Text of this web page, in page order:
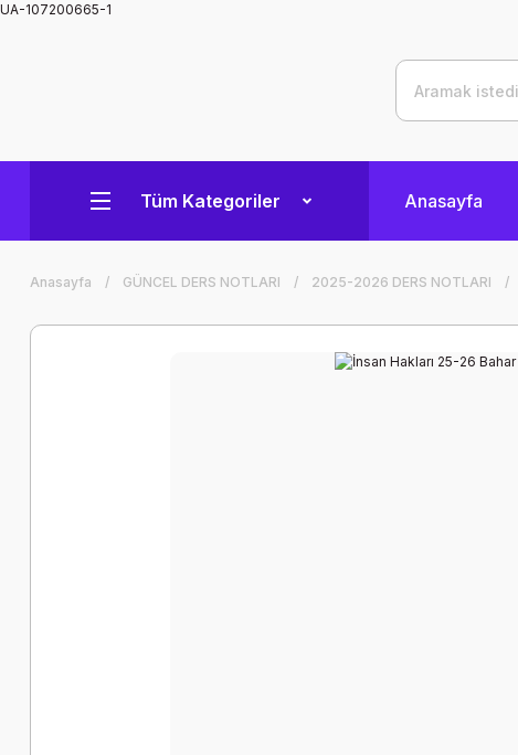
UA-107200665-1
Tüm Kategoriler Anasayfa
Anasayfa GÜNCEL DERS NOTLARI 2025-2026 DERS NOTLARI